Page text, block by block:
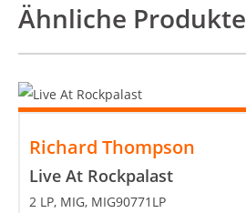
Ähnliche Produkte
Richard Thompson
Live At Rockpalast
2 LP, MIG, MIG90771LP